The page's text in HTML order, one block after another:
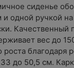
сиденье
одной ручкой
Качественный
вес до
благодаря
до 50,5 см.